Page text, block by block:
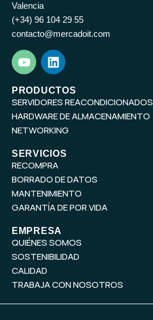
Valencia
(+34) 96 104 29 55
contacto@mercadoit.com
Y
o
u
t
u
b
e
L
i
n
k
e
d
i
PRODUCTOS
SERVIDORES REACONDICIONADOS
HARDWARE DE ALMACENAMIENTO
NETWORKING
SERVICIOS
RECOMPRA
BORRADO DE DATOS
MANTENIMIENTO
GARANTÍA DE POR VIDA
EMPRESA
QUIÉNES SOMOS
SOSTENIBILIDAD
CALIDAD
TRABAJA CON NOSOTROS